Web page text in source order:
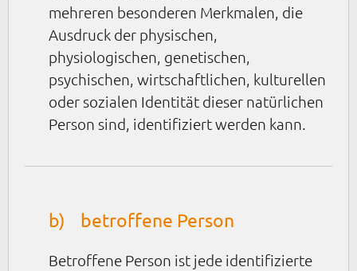
mehreren besonderen Merkmalen, die
Ausdruck der physischen,
physiologischen, genetischen,
psychischen, wirtschaftlichen, kulturellen
oder sozialen Identität dieser natürlichen
Person sind, identifiziert werden kann.
b) betroffene Person
Betroffene Person ist jede identifizierte